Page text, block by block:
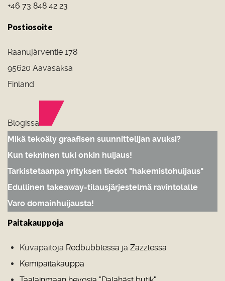
+46 73 848 42 23
Postiosoite
Raanujärventie 178
95620 Aavasaksa
Finland
Blogissa
Mikä tekoäly graafisen suunnittelijan avuksi?
Kun tekninen tuki onkin huijaus!
Tarkistetaanpa yrityksen tiedot "hakemistohuijaus"
Edullinen takeaway-tilausjärjestelmä ravintolalle
Varo domainhuijausta!
Paitakauppoja
Kuvapaitoja Redbubblessa ja Zazzlessa
Kemipaitakauppa